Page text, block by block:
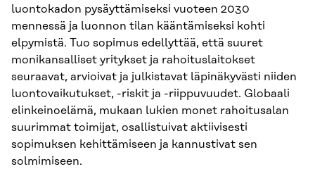
luontokadon pysäyttämiseksi vuoteen 2030
mennessä ja luonnon tilan kääntämiseksi kohti
elpymistä. Tuo sopimus edellyttää, että suuret
monikansalliset yritykset ja rahoituslaitokset
seuraavat, arvioivat ja julkistavat läpinäkyvästi niiden
luontovaikutukset, -riskit ja -riippuvuudet. Globaali
elinkeinoelämä, mukaan lukien monet rahoitusalan
suurimmat toimijat, osallistuivat aktiivisesti
sopimuksen kehittämiseen ja kannustivat sen
solmimiseen.